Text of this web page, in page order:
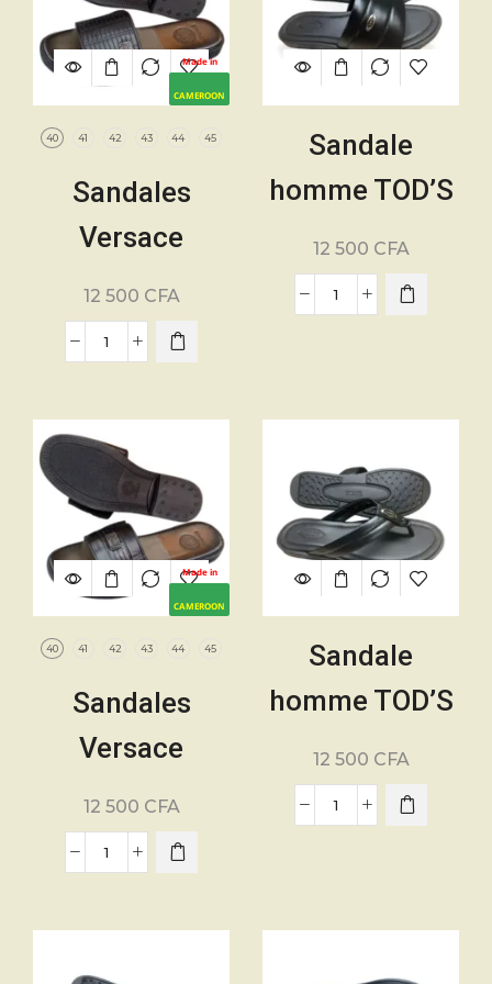
Made in
CAMEROON
40 41 42 43 44 45
Sandales
Versace
Hommes
Modernes –
Pointure. 40 à
45 – 100% cuir
12 500 CFA
Sandale
homme TOD’S
– Pointure 40
à 45 – Cuir –
Noir
12 500 CFA
Made in
CAMEROON
40 41 42 43 44 45
Sandales
Versace
Hommes
Modernes –
Pointure. 40 à
45 – 100% cuir
12 500 CFA
Sandale
homme TOD’S
– Pointure 40
à 45 – Cuir –
Noir
12 500 CFA